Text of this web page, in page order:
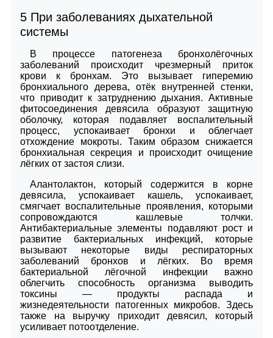
5 При заболеваниях дыхательной
системы
В процессе патогенеза бронхолёгочных
заболеваний происходит чрезмерный приток
крови к бронхам. Это вызывает гиперемию
бронхиального дерева, отёк внутренней стенки,
что приводит к затруднению дыхания. Активные
фитосоединения девясила образуют защитную
оболочку, которая подавляет воспалительный
процесс, успокаивает бронхи и облегчает
отхождение мокроты. Таким образом снижается
бронхиальная секреция и происходит очищение
лёгких от застоя слизи.
Алантолактон, который содержится в корне
девясила, успокаивает кашель, успокаивает,
смягчает воспалительные проявления, которыми
сопровождаются кашлевые толчки.
Антибактериальные элементы подавляют рост и
развитие бактериальных инфекций, которые
вызывают некоторые виды респираторных
заболеваний бронхов и лёгких. Во время
бактериальной лёгочной инфекции важно
облегчить способность организма выводить
токсины — продукты распада и
жизнедеятельности патогенных микробов. Здесь
также на выручку приходит девясил, который
усиливает потоотделение.